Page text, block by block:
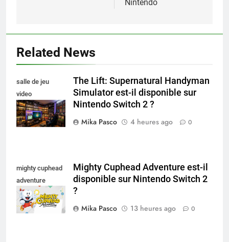
Nintendo
Related News
salle de jeu
video
collectionneur
The Lift: Supernatural Handyman
Simulator est-il disponible sur
Nintendo Switch 2 ?
Mika Pasco
4 heures ago 0
mighty cuphead
adventure
nintendo switch
Mighty Cuphead Adventure est-il
disponible sur Nintendo Switch 2
?
Mika Pasco
13 heures ago 0